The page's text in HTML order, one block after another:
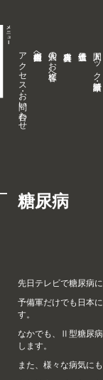
アクセス・お問い合わせ 企業内担当者様へ 個人のお客様へ 人間ドック・健康診断
糖尿病
先日テレビで糖尿病
予備軍だけでも日本
す。
なかでも、Ⅱ型糖尿
します。
また、様々な病気に